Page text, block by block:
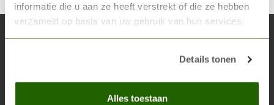
informatie die u aan ze heeft verstrekt of die ze hebben
verzameld op basis van uw gebruik van hun services.
Details tonen
Alles toestaan
Abonneer je op onze nieuwsbrief
Blijf op de hoogte over onze laatste acties